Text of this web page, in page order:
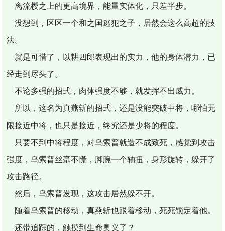
离流樱之上的更高境界，能量实体化，只差半步。
没想到，区区一个和之国逃犯之子，居然会这么高超的技
法。
就是可惜了，以耕四郎表现出的实力，他的身体潜力，已
经走到尽头了。
不论多强的招式，肉体强度不够，就发挥不出威力。
所以，这名为真燕斩的招式，还是没能突破中将，哪怕无
限接近中将，也只是接近，终究还是少将的程度。
只要不到中将程度，对乌索普就造不成致死，感觉到攻击
强度，乌索普丝毫不慌，脚腕一个轴扭，身形旋转，躲开了
攻击路径。
然后，乌索普发现，这攻击居然躲不开。
随着乌索普的移动，真燕斩也跟着移动，死死锁定着他。
还带追踪的，触摸到生命奥义了？